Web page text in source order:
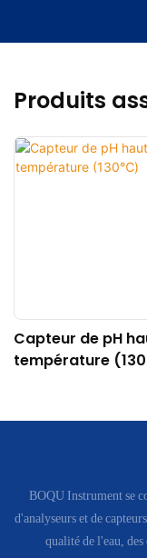
Produits
Capteur de pH
température
BOQU Instrument se
d'analyseurs et de
qualité de l'eau, des